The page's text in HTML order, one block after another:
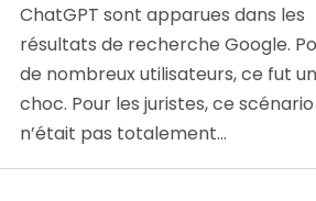
ChatGPT sont apparues dans les
résultats de recherche Google.
de nombreux utilisateurs, ce fut un
choc. Pour les juristes, ce scénario
n’était pas totalement...